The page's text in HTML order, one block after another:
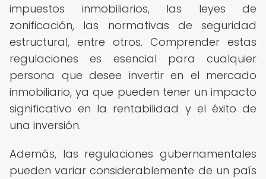
impuestos inmobiliarios, las leyes de
zonificación, las normativas de seguridad
estructural, entre otros. Comprender estas
regulaciones es esencial para cualquier
persona que desee invertir en el mercado
inmobiliario, ya que pueden tener un impacto
significativo en la rentabilidad y el éxito de
una inversión.
Además, las regulaciones gubernamentales
pueden variar considerablemente de un país